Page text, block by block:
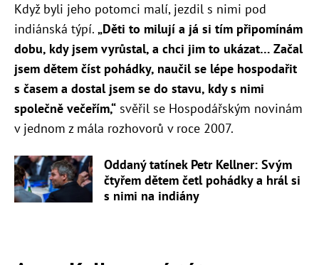
Když byli jeho potomci malí, jezdil s nimi pod
indiánská týpí. „Děti to milují a já si tím připomínám
dobu, kdy jsem vyrůstal, a chci jim to ukázat… Začal
jsem dětem číst pohádky, naučil se lépe hospodařit
s časem a dostal jsem se do stavu, kdy s nimi
společně večeřím,“ svěřil se Hospodářským novinám
v jednom z mála rozhovorů v roce 2007.
Oddaný tatínek Petr Kellner: Svým
čtyřem dětem četl pohádky a hrál si
s nimi na indiány